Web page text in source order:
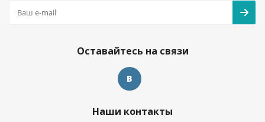
Оставайтесь на связи
Наши контакты